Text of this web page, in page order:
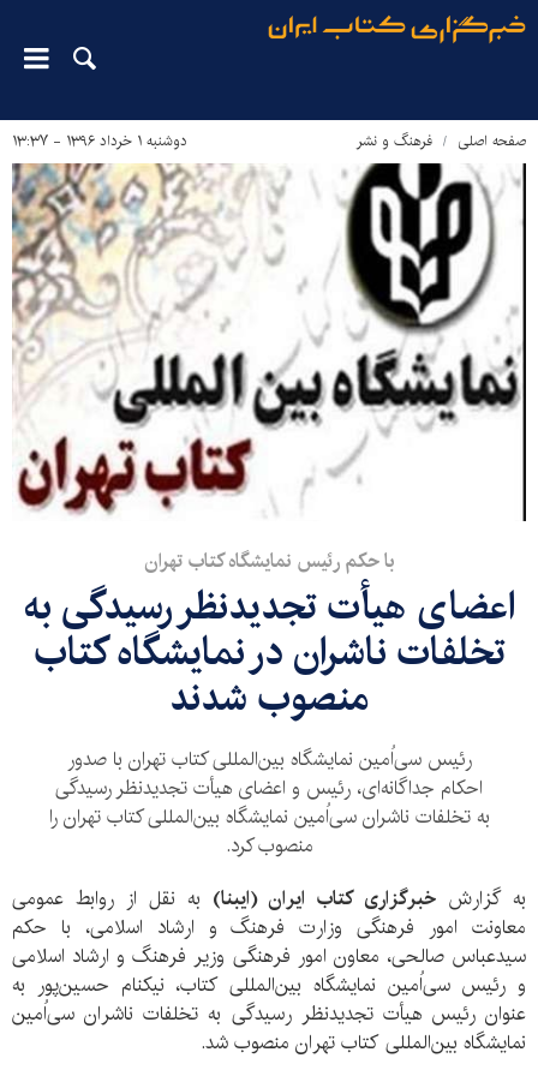
صفحه اصلی فرهنگ و نشر دوشنبه ۱ خرداد ۱۳۹۶ - ۱۳:۳۷
با حکم رئیس نمایشگاه کتاب تهران
اعضای هیأت تجدیدنظر رسیدگی به
تخلفات ناشران در نمایشگاه کتاب
منصوب شدند
رئیس سی‌اُمین نمایشگاه بین‌المللی کتاب تهران با صدور
احکام جداگانه‌ای، رئیس و اعضای هیأت تجدیدنظر رسیدگی
به تخلفات ناشران سی‌اُمین نمایشگاه بین‌المللی کتاب تهران را
منصوب کرد.
به گزارش خبرگزاری کتاب ایران (ایبنا) به نقل از روابط عمومی
معاونت امور فرهنگی وزارت فرهنگ و ارشاد اسلامی، با حکم
سیدعباس صالحی، معاون امور فرهنگی وزیر فرهنگ و ارشاد اسلامی
و رئیس سی‌اُمین نمایشگاه بین‌المللی کتاب، نيكنام حسين‌پور به
عنوان رئيس هيأت تجديدنظر رسيدگی به تخلفات ناشران سی‌اُمين
نمايشگاه بين‌المللی كتاب تهران منصوب شد.